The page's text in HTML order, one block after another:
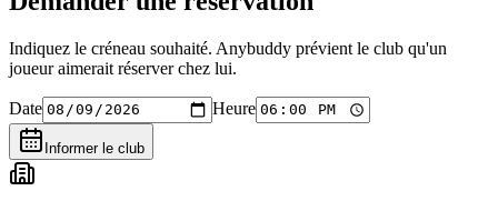
Indiquez le créneau souhaité. Anybuddy prévient le club qu'un
joueur aimerait réserver chez lui.
Date Heure
Informer le club